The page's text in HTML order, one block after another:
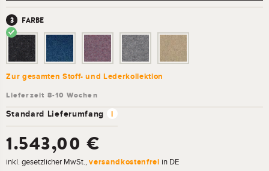
FARBE
Zur gesamten Stoff- und Lederkollektion
Standard Lieferumfang i
1.543,00 €
inkl. gesetzlicher MwSt.,versandkostenfrei in DE